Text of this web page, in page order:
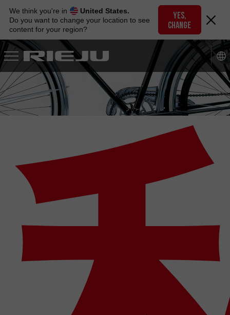
navigation
to
content
We think you're in
United States.
Do you want to change your location to see
content for your region?
YES,
CHANGE